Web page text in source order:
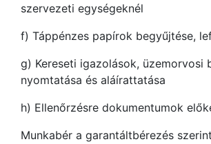
szervezeti egységeknél
f) Táppénzes papírok begyűjtése,
g) Kereseti igazolások, üzemorvosi
nyomtatása és aláírattatása
h) Ellenőrzésre dokumentumok
Munkabér a garantáltbérezés